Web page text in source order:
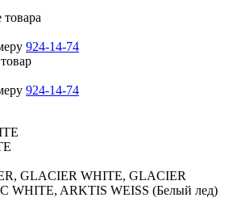
924-14-74
924-14-74
GLACIER WHITE, GLACIER
WHITE, ARKTIS WEISS (Белый лед)